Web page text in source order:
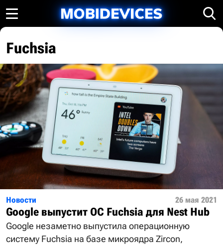
Fuchsia
Новости 26 мая 2021
Google выпустит ОС Fuchsia для Nest Hub
Google незаметно выпустила операционную
систему Fuchsia на базе микроядра Zircon,